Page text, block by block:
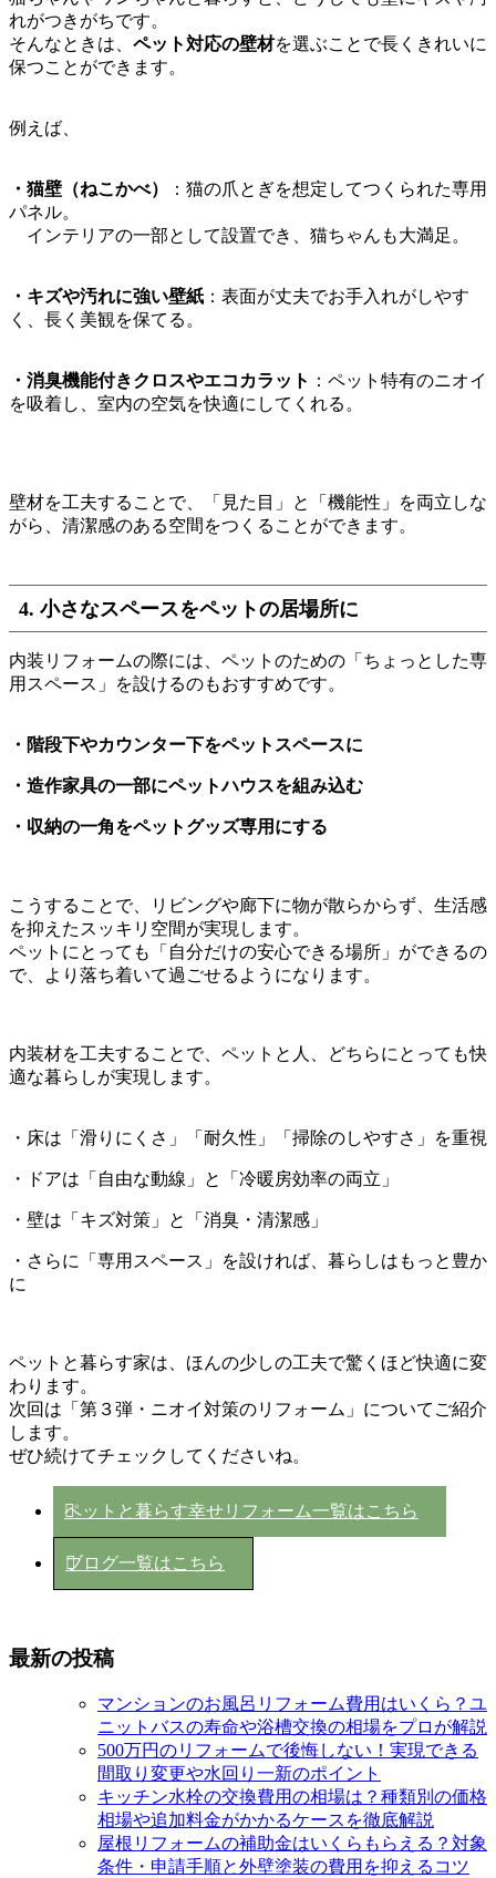
れがつきがちです。
そんなときは、 ペット対応の壁材を選ぶことで長くきれいに
保つことができます。
例えば、
・猫壁（ねこかべ）
：猫の爪とぎを想定してつくられた専用
パネル。
インテリアの一部として設置でき、猫ちゃんも大満足。
・キズや汚れに強い壁紙 ：表面が丈夫でお手入れがしやす
く、長く美観を保てる。
・消臭機能付きクロスやエコカラット ：ペット特有のニオイ
を吸着し、室内の空気を快適にしてくれる。
壁材を工夫することで、「見た目」と「機能性」を両立しな
がら、清潔感のある空間をつくることができます。
4. 小さなスペースをペットの居場所に
内装リフォームの際には、ペットのための「ちょっとした専
用スペース」を設けるのもおすすめです。
・階段下やカウンター下をペットスペースに
・造作家具の一部にペットハウスを組み込む
・収納の一角をペットグッズ専用にする
こうすることで、リビングや廊下に物が散らからず、生活感
を抑えたスッキリ空間が実現します。
ペットにとっても「自分だけの安心できる場所」ができるの
で、より落ち着いて過ごせるようになります。
内装材を工夫することで、ペットと人、どちらにとっても快
適な暮らしが実現します。
・床は「滑りにくさ」「耐久性」「掃除のしやすさ」を重視
・ドアは「自由な動線」と「冷暖房効率の両立」
・壁は「キズ対策」と「消臭・清潔感」
・さらに「専用スペース」を設ければ、暮らしはもっと豊か
に
ペットと暮らす家は、ほんの少しの工夫で驚くほど快適に変
わります。
次回は「第３弾・ニオイ対策のリフォーム」についてご紹介
します。
ぜひ続けてチェックしてくださいね。
ペットと暮らす幸せリフォーム一覧はこちら
ブログ一覧はこちら
最新の投稿
マンションのお風呂リフォーム費用はいくら？ユ
ニットバスの寿命や浴槽交換の相場をプロが解説
500万円のリフォームで後悔しない！実現できる
間取り変更や水回り一新のポイント
キッチン水栓の交換費用の相場は？種類別の価格
相場や追加料金がかかるケースを徹底解説
屋根リフォームの補助金はいくらもらえる？対象
条件・申請手順と外壁塗装の費用を抑えるコツ